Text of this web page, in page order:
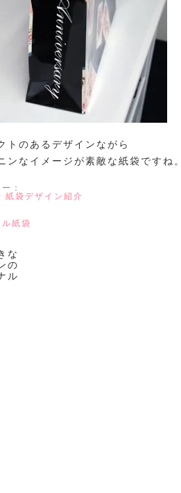
トのあるデザインながら
ンなイメージが素敵な紙袋ですね。
：
紙袋デザイン紹介
紙袋
な
の
ル